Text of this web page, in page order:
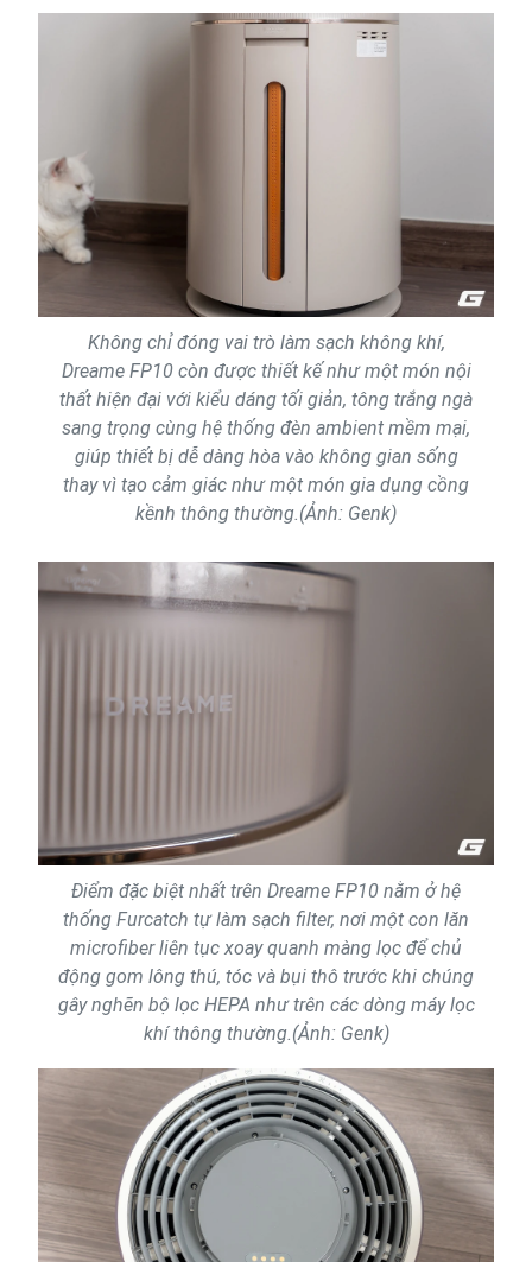
Không chỉ đóng vai trò làm sạch không khí,
Dreame FP10 còn được thiết kế như một món nội
thất hiện đại với kiểu dáng tối giản, tông trắng ngà
sang trọng cùng hệ thống đèn ambient mềm mại,
giúp thiết bị dễ dàng hòa vào không gian sống
thay vì tạo cảm giác như một món gia dụng cồng
kềnh thông thường.(Ảnh: Genk)
Điểm đặc biệt nhất trên Dreame FP10 nằm ở hệ
thống Furcatch tự làm sạch filter, nơi một con lăn
microfiber liên tục xoay quanh màng lọc để chủ
động gom lông thú, tóc và bụi thô trước khi chúng
gây nghẽn bộ lọc HEPA như trên các dòng máy lọc
khí thông thường.(Ảnh: Genk)